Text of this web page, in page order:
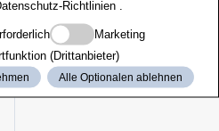
Werkzeugständer Caddy
Richtlinien
Marketing
(Drittanbieter)
Alle Optionalen ablehnen